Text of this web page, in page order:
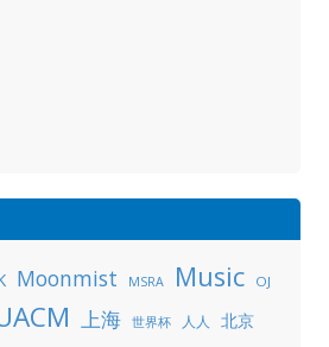
Moonmist MSRA Music OJ
上海 世界杯 人人 北京